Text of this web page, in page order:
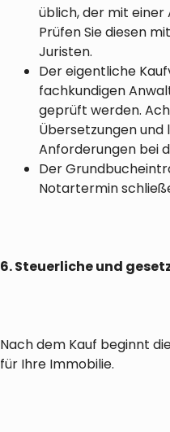
üblich, der mit einer
Prüfen Sie diesen
Juristen.
Der eigentliche
fachkundigen
geprüft werden.
Übersetzungen
Anforderungen bei
Der
Notartermin
6. Steuerliche und
Nach dem Kauf beginnt
für Ihre Immobilie.